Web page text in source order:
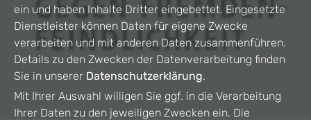
ein und haben Inhalte Dritter eingebettet. Eingesetzte
Dienstleister können Daten für eigene Zwecke
verarbeiten und mit anderen Daten zusammenführen.
Details zu den Zwecken der Datenverarbeitung finden
Sie in unserer Datenschutzerklärung.
Mit Ihrer Auswahl willigen Sie ggf. in die Verarbeitung
Ihrer Daten zu den jeweiligen Zwecken ein. Die